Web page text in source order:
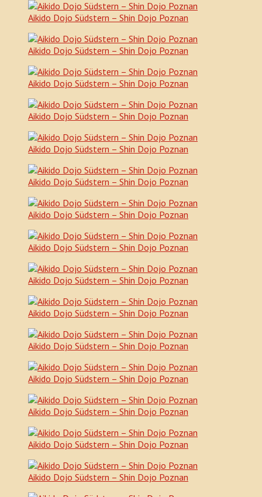
Aikido Dojo Südstern – Shin Dojo Poznan
Aikido Dojo Südstern – Shin Dojo Poznan
Aikido Dojo Südstern – Shin Dojo Poznan
Aikido Dojo Südstern – Shin Dojo Poznan
Aikido Dojo Südstern – Shin Dojo Poznan
Aikido Dojo Südstern – Shin Dojo Poznan
Aikido Dojo Südstern – Shin Dojo Poznan
Aikido Dojo Südstern – Shin Dojo Poznan
Aikido Dojo Südstern – Shin Dojo Poznan
Aikido Dojo Südstern – Shin Dojo Poznan
Aikido Dojo Südstern – Shin Dojo Poznan
Aikido Dojo Südstern – Shin Dojo Poznan
Aikido Dojo Südstern – Shin Dojo Poznan
Aikido Dojo Südstern – Shin Dojo Poznan
Aikido Dojo Südstern – Shin Dojo Poznan